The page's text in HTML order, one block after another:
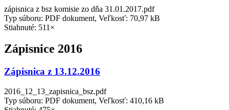
zápisnica z bsz komisie zo dňa 31.01.2017.pdf
Typ súboru: PDF dokument, Veľkosť: 70,97 kB
Stiahnuté: 511×
Zápisnice 2016
Zápisnica z 13.12.2016
2016_12_13_zapisnica_bsz.pdf
Typ súboru: PDF dokument, Veľkosť: 410,16 kB